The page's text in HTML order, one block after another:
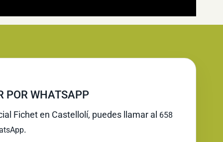
POR WHATSAPP
Fichet en Castellolí, puedes llamar al 658
.